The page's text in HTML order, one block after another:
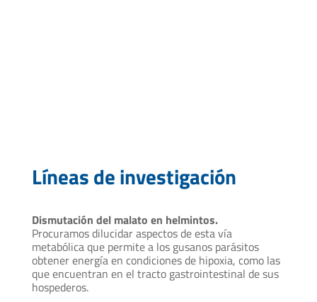
Líneas de investigación
Dismutación del malato en helmintos.
Procuramos dilucidar aspectos de esta vía
metabólica que permite a los gusanos parásitos
obtener energía en condiciones de hipoxia, como las
que encuentran en el tracto gastrointestinal de sus
hospederos.